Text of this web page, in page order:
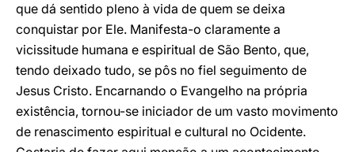
que dá sentido pleno à vida de quem se deixa
conquistar por Ele. Manifesta-o claramente a
vicissitude humana e espiritual de São Bento, que,
tendo deixado tudo, se pôs no fiel seguimento de
Jesus Cristo. Encarnando o Evangelho na própria
existência, tornou-se iniciador de um vasto movimento
de renascimento espiritual e cultural no Ocidente.